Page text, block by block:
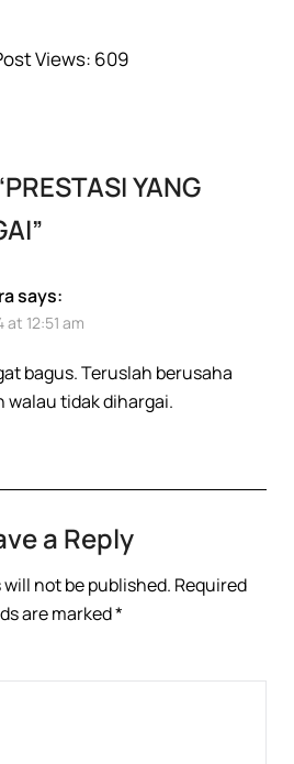
Views: 609
PRESTASI YANG
”
says:
at 12:51 am
bagus. Teruslah berusaha
walau tidak dihargai.
a Reply
not be published. Required
are marked*